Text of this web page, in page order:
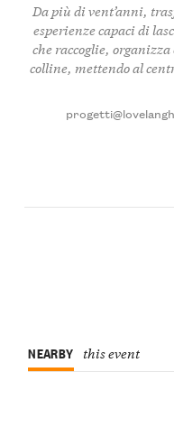
Da più di vent’anni,
esperienze capaci di
che raccoglie, organizza
colline, mettendo al
NEARBY this event